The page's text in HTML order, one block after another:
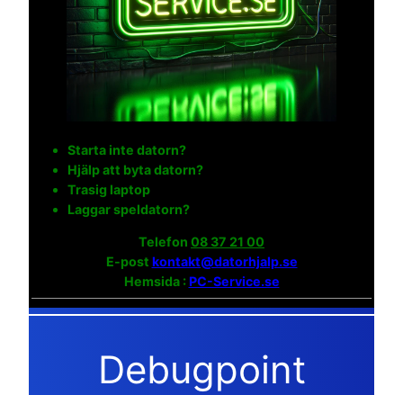
Starta inte datorn?
Hjälp att byta datorn?
Trasig laptop
Laggar speldatorn?
Telefon 08 37 21 00
E-post kontakt@datorhjalp.se
Hemsida :PC-Service.se
Debugpoint